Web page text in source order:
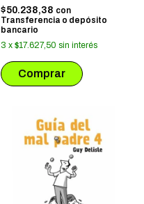
$50.238,38 con
Transferencia o depósito
bancario
3 x $17.627,50 sin interés